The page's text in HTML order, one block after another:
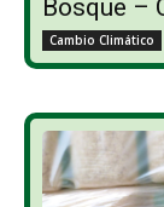
Bosque –
Cambio Climático